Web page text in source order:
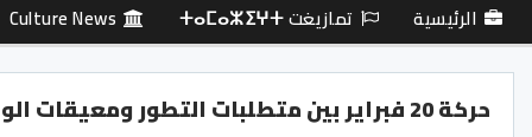
الرئيسية تمازيغت ⵜⴰⵎⴰⵣⵉⵖⵜ Culture News
حركة 20 فبراير بين متطلبات التطور ومعيقات الواقع